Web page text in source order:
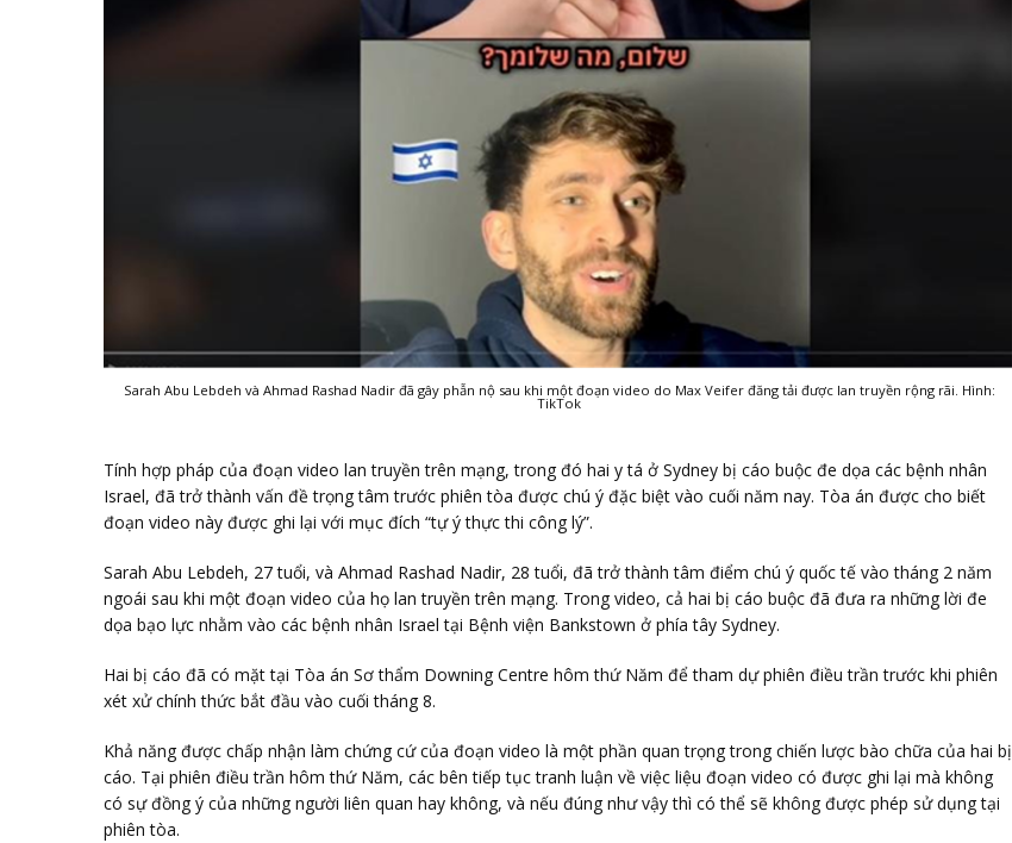
Sarah Abu Lebdeh và Ahmad Rashad Nadir đã gây phẫn nộ sau khi một đoạn video do Max Veifer đăng tải được lan truyền rộng rãi. Hình:
TikTok
Tính hợp pháp của đoạn video lan truyền trên mạng, trong đó hai y tá ở Sydney bị cáo buộc đe dọa các bệnh nhân
Israel, đã trở thành vấn đề trọng tâm trước phiên tòa được chú ý đặc biệt vào cuối năm nay. Tòa án được cho biết
đoạn video này được ghi lại với mục đích “tự ý thực thi công lý”.
Sarah Abu Lebdeh, 27 tuổi, và Ahmad Rashad Nadir, 28 tuổi, đã trở thành tâm điểm chú ý quốc tế vào tháng 2 năm
ngoái sau khi một đoạn video của họ lan truyền trên mạng. Trong video, cả hai bị cáo buộc đã đưa ra những lời đe
dọa bạo lực nhằm vào các bệnh nhân Israel tại Bệnh viện Bankstown ở phía tây Sydney.
Hai bị cáo đã có mặt tại Tòa án Sơ thẩm Downing Centre hôm thứ Năm để tham dự phiên điều trần trước khi phiên
xét xử chính thức bắt đầu vào cuối tháng 8.
Khả năng được chấp nhận làm chứng cứ của đoạn video là một phần quan trọng trong chiến lược bào chữa của hai bị
cáo. Tại phiên điều trần hôm thứ Năm, các bên tiếp tục tranh luận về việc liệu đoạn video có được ghi lại mà không
có sự đồng ý của những người liên quan hay không, và nếu đúng như vậy thì có thể sẽ không được phép sử dụng tại
phiên tòa.